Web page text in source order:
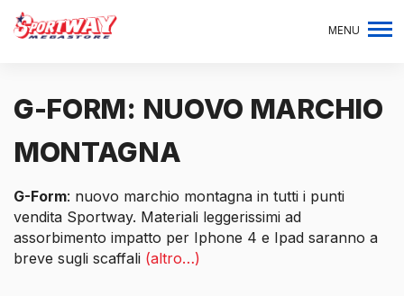
MENU
G-FORM: NUOVO MARCHIO
MONTAGNA
G-Form: nuovo marchio montagna in tutti i punti
vendita Sportway. Materiali leggerissimi ad
assorbimento impatto per Iphone 4 e Ipad saranno a
breve sugli scaffali (altro…)